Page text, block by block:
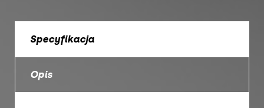
Specyfikacja
Opis